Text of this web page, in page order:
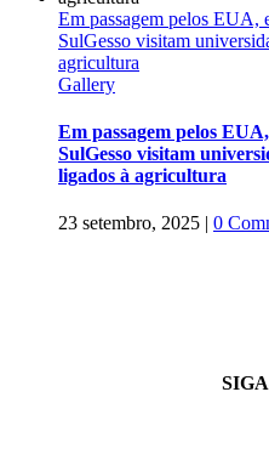
Em passagem pelos EUA,
SulGesso visitam
agricultura
Gallery
Em passagem pelos
SulGesso visitam
ligados à agricultura
23 setembro, 2025 0